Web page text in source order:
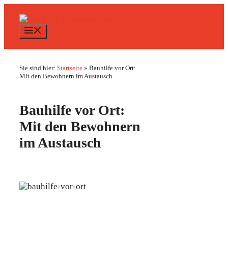
Inhalt
springen
Sie sind hier: Startseite » Bauhilfe vor Ort:
Mit den Bewohnern im Austausch
Bauhilfe vor Ort:
Mit den Bewohnern
im Austausch